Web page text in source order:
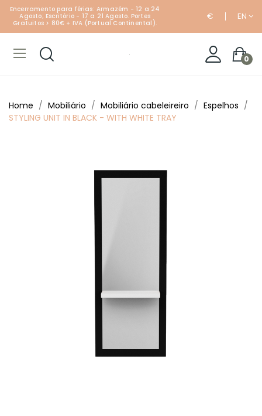
Encerramento para férias: Armazém - 12 a 24
Agosto; Escritório - 17 a 21 Agosto. Portes
Gratuitos > 80€ + IVA (Portual Continental).
€ EN
0
Home Mobiliário Mobiliário cabeleireiro
Espelhos
STYLING UNIT IN BLACK - WITH WHITE TRAY